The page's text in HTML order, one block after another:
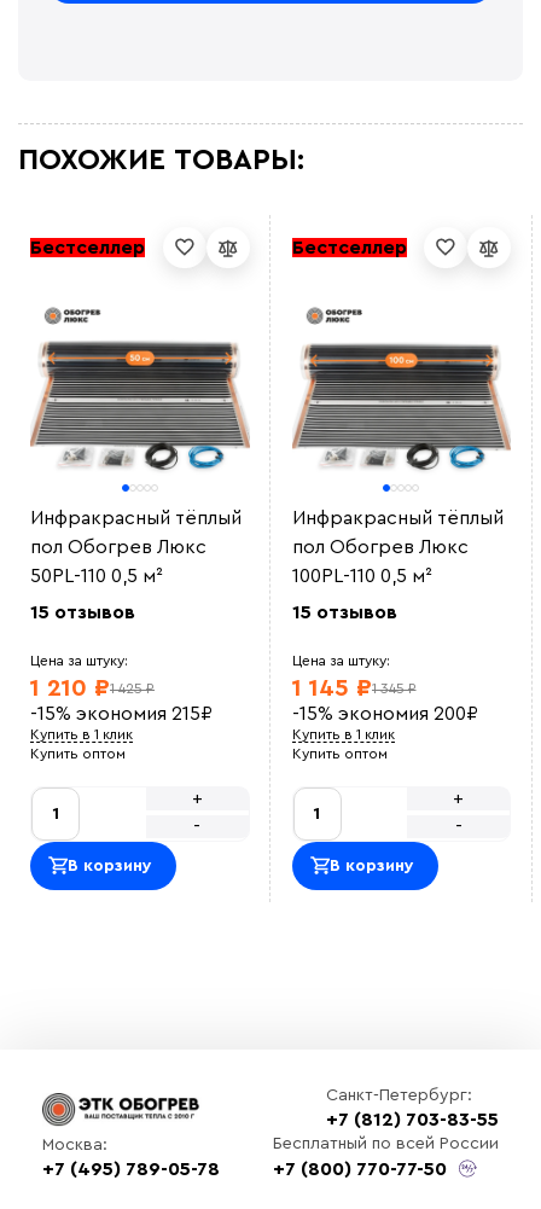
ПОХОЖИЕ ТОВАРЫ:
Бестселлер
Инфракрасный тёплый
пол Обогрев Люкс
50PL-110 0,5 м²
15 отзывов
Цена за штуку:
1 425 ₽
1 210 ₽
-15% экономия 215₽
Купить в 1 клик
Купить оптом
-
+
В корзину
Бестселлер
Инфракрасный тёплый
пол Обогрев Люкс
100PL-110 0,5 м²
15 отзывов
Цена за штуку:
1 345 ₽
1 145 ₽
-15% экономия 200₽
Купить в 1 клик
Купить оптом
-
+
В корзину
Санкт-Петербург:
+7 (812) 703-83-55
Москва:
+7 (495) 789-05-78
Бесплатный по всей России
+7 (800) 770-77-50